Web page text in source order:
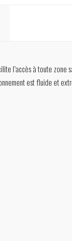
à toute zone
est fluide et